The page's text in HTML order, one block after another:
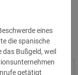
eines
die spanische
Bußgeld, weil
getätigt